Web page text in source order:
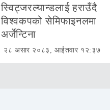
स्विट्जरल्यान्डलाई हराउँदै
विश्वकपको सेमिफाइनलमा
अर्जेन्टिना
२८ असार २०८३, आईतवार १२:३७